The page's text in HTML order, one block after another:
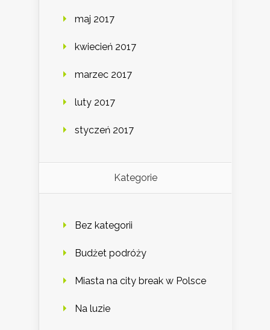
maj 2017
kwiecień 2017
marzec 2017
luty 2017
styczeń 2017
Kategorie
Bez kategorii
Budżet podróży
Miasta na city break w Polsce
Na luzie